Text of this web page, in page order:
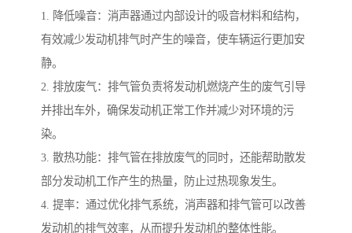
1. 降低噪音：消声器通过内部设计的吸音材料和结构，
有效减少发动机排气时产生的噪音，使车辆运行更加安
静。
2. 排放废气：排气管负责将发动机燃烧产生的废气引导
并排出车外，确保发动机正常工作并减少对环境的污
染。
3. 散热功能：排气管在排放废气的同时，还能帮助散发
部分发动机工作产生的热量，防止过热现象发生。
4. 提率：通过优化排气系统，消声器和排气管可以改善
发动机的排气效率，从而提升发动机的整体性能。